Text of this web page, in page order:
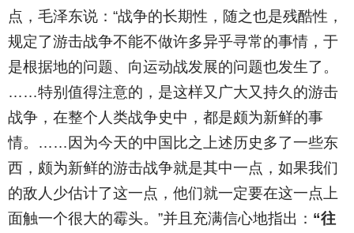
点，毛泽东说：“战争的长期性，随之也是残酷性，
规定了游击战争不能不做许多异乎寻常的事情，于
是根据地的问题、向运动战发展的问题也发生了。
……特别值得注意的，是这样又广大又持久的游击
战争，在整个人类战争史中，都是颇为新鲜的事
情。……因为今天的中国比之上述历史多了一些东
西，颇为新鲜的游击战争就是其中一点，如果我们
的敌人少估计了这一点，他们就一定要在这一点上
面触一个很大的霉头。”并且充满信心地指出： “往